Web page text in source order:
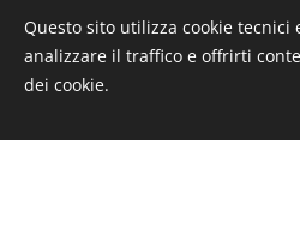
Questo sito utilizza cookie
analizzare il traffico e offrirti
dei cookie.